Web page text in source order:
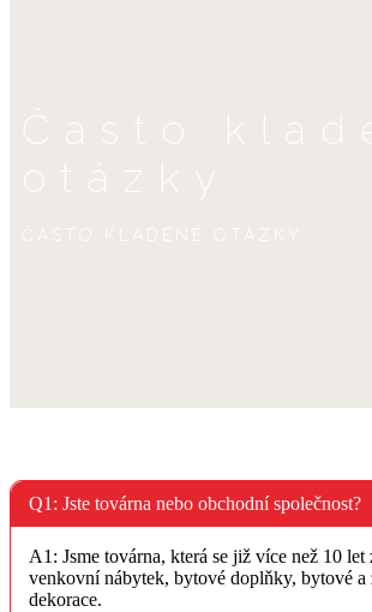
Často
otázky
Q1: Jste továrna nebo obchodní společnost?
A1: Jsme továrna, která se již více než 10 let
venkovní nábytek, bytové doplňky, bytové a
dekorace.